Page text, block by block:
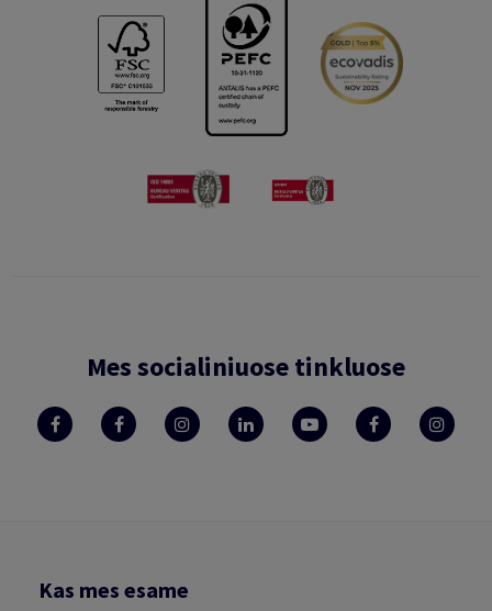
Mes socialiniuose tinkluose
Kas mes esame